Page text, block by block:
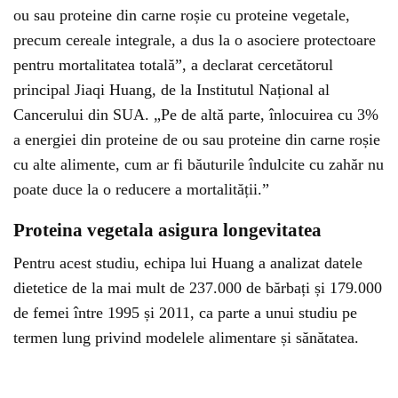
ou sau proteine ​​din carne roșie cu proteine ​​vegetale,
precum cereale integrale, a dus la o asociere protectoare
pentru mortalitatea totală”, a declarat cercetătorul
principal Jiaqi Huang, de la Institutul Național al
Cancerului din SUA. „Pe de altă parte, înlocuirea cu 3%
a energiei din proteine ​​de ou sau proteine ​​din carne roșie
cu alte alimente, cum ar fi băuturile îndulcite cu zahăr nu
poate duce la o reducere a mortalității.”
Proteina vegetala asigura longevitatea
Pentru acest studiu, echipa lui Huang a analizat datele
dietetice de la mai mult de 237.000 de bărbați și 179.000
de femei între 1995 și 2011, ca parte a unui studiu pe
termen lung privind modelele alimentare și sănătatea.